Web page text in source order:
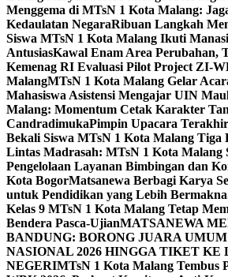
Menggema di MTsN 1 Kota Malang:
Kedaulatan NegaraRibuan Langkah
Siswa MTsN 1 Kota Malang Ikuti
AntusiasKawal Enam Area Perubahan,
Kemenag RI Evaluasi Pilot Project ZI-
MalangMTsN 1 Kota Malang Gelar
Mahasiswa Asistensi Mengajar UIN
Malang: Momentum Cetak Karakter
CandradimukaPimpin Upacara
Bekali Siswa MTsN 1 Kota Malang Tiga
Lintas Madrasah: MTsN 1 Kota Malang
Pengelolaan Layanan Bimbingan dan
Kota BogorMatsanewa Berbagi Karya
untuk Pendidikan yang Lebih Bermakna
Kelas 9 MTsN 1 Kota Malang Tetap
Bendera Pasca-UjianMATSANEWA
BANDUNG: BORONG JUARA
NASIONAL 2026 HINGGA TIKET KE
NEGERIMTsN 1 Kota Malang Tembus